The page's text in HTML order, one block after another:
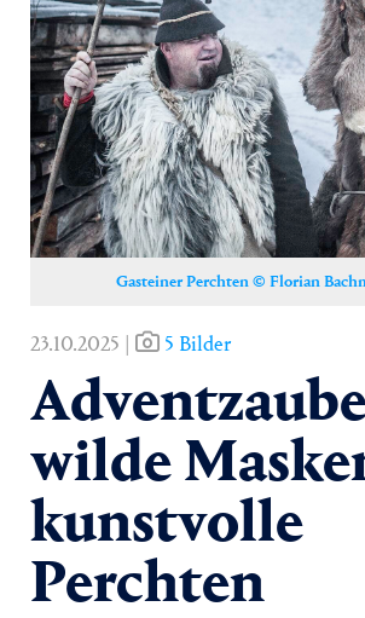
Gasteiner Perchten © Florian
23.10.2025 | 5 Bilder
wilde
kunstvolle
Perchten